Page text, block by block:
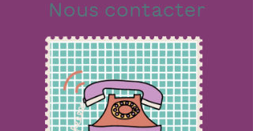
Nous contacter